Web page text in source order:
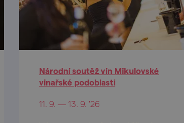
Národní soutěž vín Mikulovské
vinařské podoblasti
11. 9. — 13. 9. '26